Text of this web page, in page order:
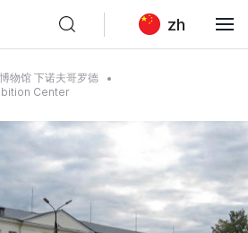
zh
博物馆 下诺夫哥罗德
Center